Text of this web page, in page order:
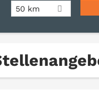
50 km